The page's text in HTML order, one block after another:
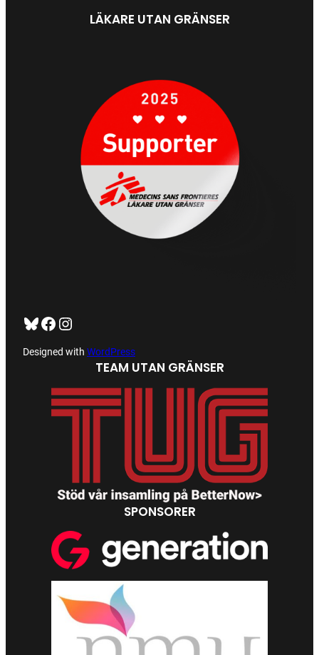
LÄKARE UTAN GRÄNSER
Bluesky Facebook https://www.instagram.com/tug_ck/
Designed with WordPress
TEAM UTAN GRÄNSER
SPONSORER